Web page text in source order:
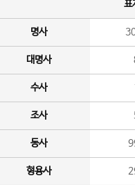
표
명사
대명사
수사
조사
동사
형용사